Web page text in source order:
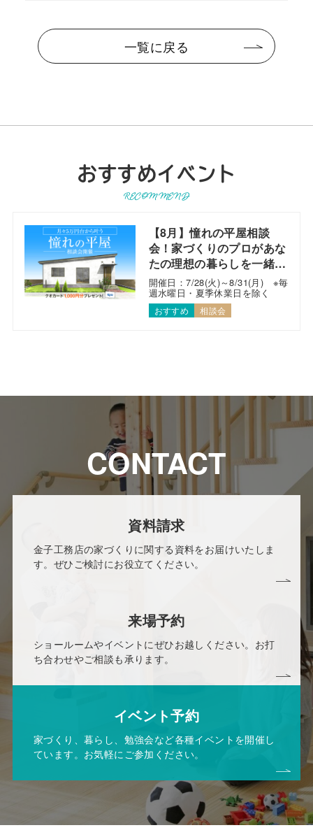
一覧に戻る
おすすめイベント
RECOMMEND
【8月】憧れの平屋相談
会！家づくりのプロがあな
たの理想の暮らしを一緒に
考えます！
開催日：7/28(火)～8/31(月) ※毎
週水曜日・夏季休業日を除く
おすすめ 相談会
CONTACT
資料請求
金子工務店の家づくりに関する資料をお届けいたしま
す。ぜひご検討にお役立てください。
来場予約
ショールームやイベントにぜひお越しください。お打
ち合わせやご相談も承ります。
イベント予約
家づくり、暮らし、勉強会など各種イベントを開催し
ています。お気軽にご参加ください。